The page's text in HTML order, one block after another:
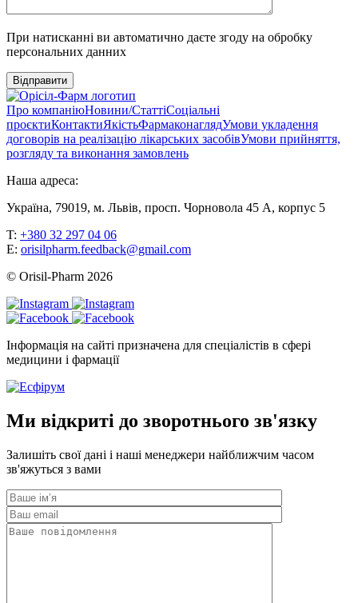
При натисканні ви автоматично даєте згоду на обробку
персональних данних
Відправити
Про компаніюНовини/СтаттіСоціальні
проєктиКонтактиЯкістьФармаконаглядУмови укладення
договорів на реалізацію лікарських засобівУмови прийняття,
розгляду та виконання замовлень
Наша адреса:
Україна, 79019, м. Львів, просп. Чорновола 45 А, корпус 5
T: +380 32 297 04 06
E: orisilpharm.feedback@gmail.com
© Orisil-Pharm 2026
Інформація на сайті призначена для спеціалістів в сфері
медицини і фармації
Ми відкриті до зворотнього зв'язку
Залишіть свої дані і наші менеджери найближчим часом
зв'яжуться з вами